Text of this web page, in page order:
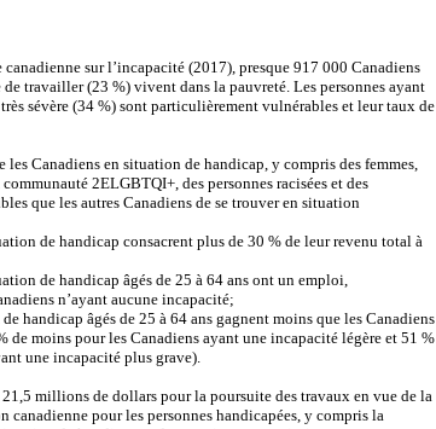
sur l’incapacité (2017), presque 917 000 Canadiens
travailler (23 %) vivent dans la pauvreté. Les personnes ayant
sévère (34 %) sont particulièrement vulnérables et leur taux de
les Canadiens en situation de handicap, y compris des femmes,
2ELGBTQI+, des personnes racisées et des
que les autres Canadiens de se trouver en situation
de handicap consacrent plus de 30 % de leur revenu total à
de handicap âgés de 25 à 64 ans ont un emploi,
n’ayant aucune incapacité;
âgés de 25 à 64 ans gagnent moins que les Canadiens
de moins pour les Canadiens ayant une incapacité légère et 51 %
une incapacité plus grave).
millions de dollars pour la poursuite des travaux en vue de la
canadienne pour les personnes handicapées, y compris la